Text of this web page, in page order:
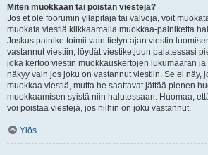
Miten muokkaan tai poistan viestejä?
Jos et ole foorumin ylläpitäjä tai valvoja, voit
muokata viestiä klikkaamalla muokkaa-painiketta
Joskus painike toimii vain tietyn ajan viestin
vastannut viestiin, löydät viestiketjuun palatessasi
joka kertoo viestin muokkauskertojen lukumäärän
näkyy vain jos joku on vastannut viestiin. Se ei näy,
muokkaa viestiä, mutta he saattavat jättää pienen
muokkaamisen syistä niin halutessaan. Huomaa,
voi poistaa viestejä, jos niihin on joku vastannut.
Ylös